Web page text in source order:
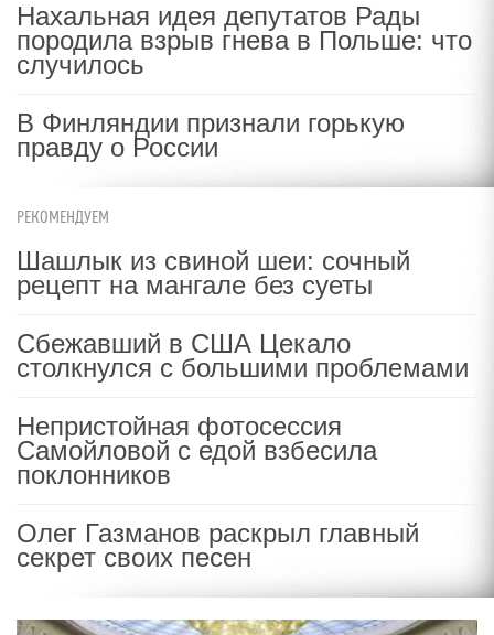
Нахальная идея депутатов Рады
породила взрыв гнева в Польше: что
случилось
В Финляндии признали горькую
правду о России
РЕКОМЕНДУЕМ
Шашлык из свиной шеи: сочный
рецепт на мангале без суеты
Сбежавший в США Цекало
столкнулся с большими проблемами
Непристойная фотосессия
Самойловой с едой взбесила
поклонников
Олег Газманов раскрыл главный
секрет своих песен